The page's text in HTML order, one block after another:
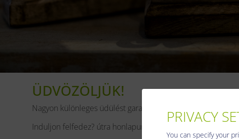
ÜDVÖZÖLJÜK!
Nagyon különleges üdülést garantálunk Önnek!
Induljon felfedez? útra honlapunkon, és ismerje meg az
PRIVACY
You can specify your